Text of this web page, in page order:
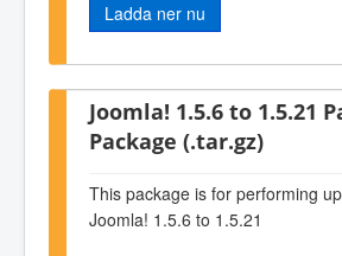
Ladda ner nu
Joomla! 1.5.6 to 1.5.21
Package (.tar.gz)
This package is for performing
Joomla! 1.5.6 to 1.5.21